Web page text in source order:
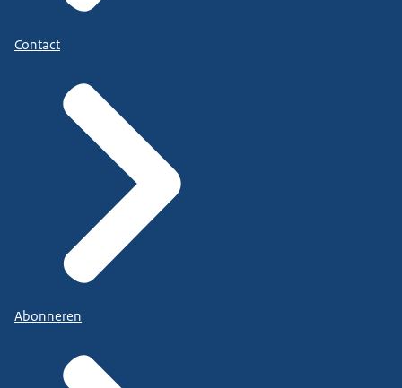
Contact
Abonneren